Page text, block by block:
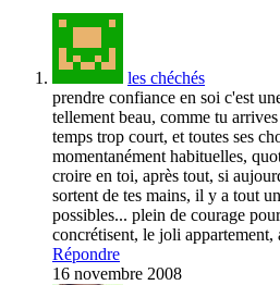
les chéchés
prendre confiance en soi c'est
tellement beau, comme tu
temps trop court, et toutes ses
momentanément habituelles,
croire en toi, après tout, si
sortent de tes mains, il y a tout
possibles... plein de courage
concrétisent, le joli
Répondre
16 novembre 2008